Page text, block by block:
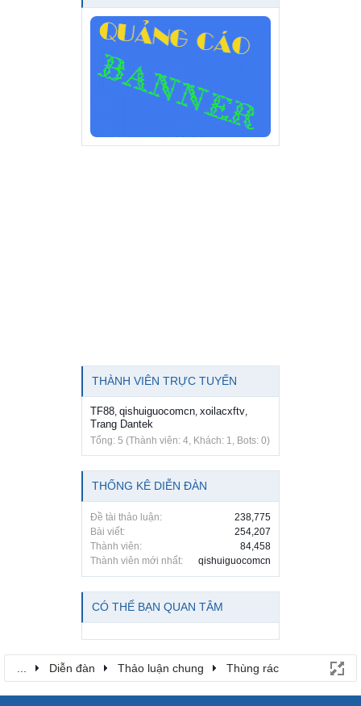
THÀNH VIÊN TRỰC TUYẾN
TF88 qishuiguocomcn xoilacxftv
Trang Dantek
Tổng: 5 (Thành viên: 4, Khách: 1, Bots: 0)
THỐNG KÊ DIỄN ĐÀN
Đề tài thảo luận:
238,775
Bài viết:
254,207
Thành viên:
84,458
Thành viên mới nhất:
qishuiguocomcn
CÓ THỂ BẠN QUAN TÂM
Diễn đàn Thảo luận chung Thùng rác